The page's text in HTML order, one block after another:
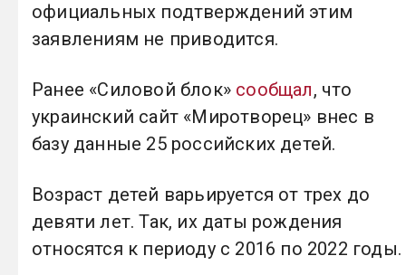
официальных подтверждений этим
заявлениям не приводится.
Ранее «Силовой блок» сообщал, что
украинский сайт «Миротворец» внес в
базу данные 25 российских детей.
Возраст детей варьируется от трех до
девяти лет. Так, их даты рождения
относятся к периоду с 2016 по 2022 годы.